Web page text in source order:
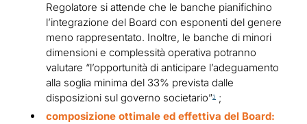
Regolatore si attende che le banche pianifichino
l’integrazione del Board con esponenti del genere
meno rappresentato. Inoltre, le banche di minori
dimensioni e complessità operativa potranno
valutare “l’opportunità di anticipare l’adeguamento
alla soglia minima del 33% prevista dalle
disposizioni sul governo societario”3
;
composizione ottimale ed effettiva del Board: